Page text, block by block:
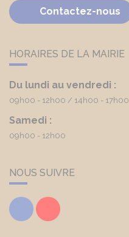
Contactez-nous
HORAIRES DE LA MAIRIE
Du lundi au vendredi :
09h00 - 12h00 14h00 - 17h00
Samedi :
09h00 - 12h00
NOUS SUIVRE
FacebookYoutube